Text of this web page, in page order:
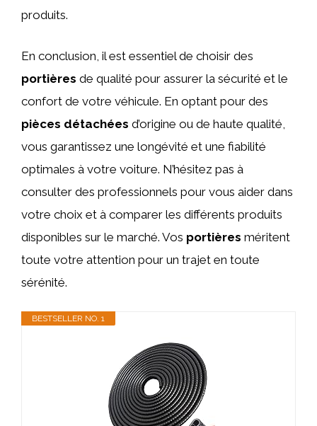
produits.
En conclusion, il est essentiel de choisir des
portières de qualité pour assurer la sécurité et le
confort de votre véhicule. En optant pour des
pièces détachées d’origine ou de haute qualité,
vous garantissez une longévité et une fiabilité
optimales à votre voiture. N’hésitez pas à
consulter des professionnels pour vous aider dans
votre choix et à comparer les différents produits
disponibles sur le marché. Vos portières méritent
toute votre attention pour un trajet en toute
sérénité.
BESTSELLER NO. 1